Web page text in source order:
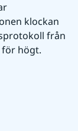
klockan
från
för högt.